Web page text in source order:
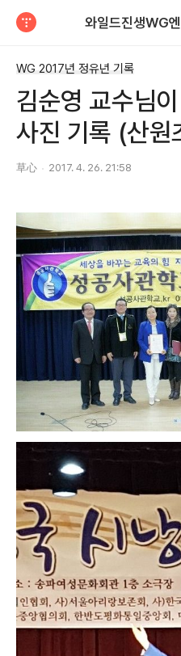
WG 2017년 정유년 기록
김순영 교수님
사진 기록 (산원
草心 2017. 4. 26. 21:58